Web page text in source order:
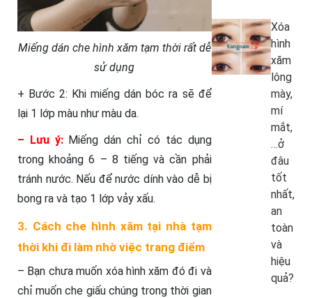
Miếng dán che hình xăm tạm thời rất dễ
sử dụng
+ Bước 2: Khi miếng dán bóc ra sẽ để
lại 1 lớp màu như màu da.
– Lưu ý:Miếng dán chỉ có tác dụng
trong khoảng 6 – 8 tiếng và cần phải
tránh nước. Nếu để nước dính vào dễ bị
bong ra và tạo 1 lớp vảy xấu.
3. Cách che hình xăm tại nhà tạm
thời khi đi làm nhờ việc trang điểm
– Bạn chưa muốn xóa hình xăm đó đi và
chỉ muốn che giấu chúng trong thời gian
Xóa
hình
xăm
lông
mày,
mí
mắt,
…ở
đâu
tốt
nhất,
an
toàn
và
hiệu
quả?